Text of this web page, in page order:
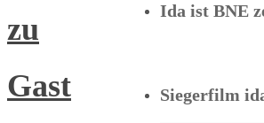
zu
Gast
Ida ist BNE
Siegerfilm